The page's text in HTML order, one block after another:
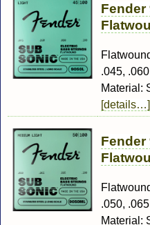
Fender
.045,
Material:
[details…]
Fender
.050,
Material: